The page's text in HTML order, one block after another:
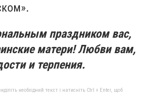
праздником вас,
матери! Любви вам,
и терпения.
необхідний текст і натисніть Ctrl + Enter, щоб